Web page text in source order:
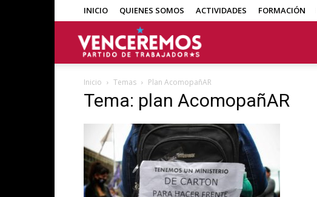
INICIO QUIENES SOMOS ACTIVIDADES FORMACIÓN
Inicio Temas Plan AcomopañAR
Tema: plan AcomopañAR